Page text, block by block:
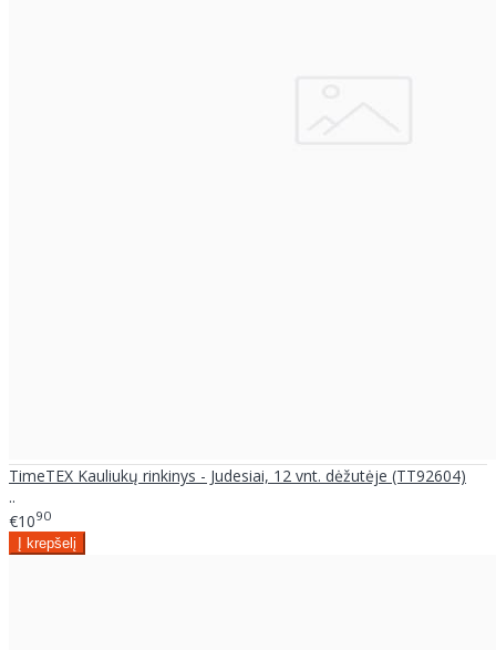
TimeTEX Kauliukų rinkinys - Judesiai, 12 vnt. dėžutėje (TT92604)
..
€1090